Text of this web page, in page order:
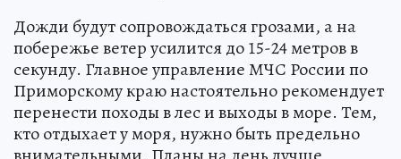
Дожди будут сопровождаться грозами, а на
побережье ветер усилится до 15-24 метров в
секунду. Главное управление МЧС России по
Приморскому краю настоятельно рекомендует
перенести походы в лес и выходы в море. Тем,
кто отдыхает у моря, нужно быть предельно